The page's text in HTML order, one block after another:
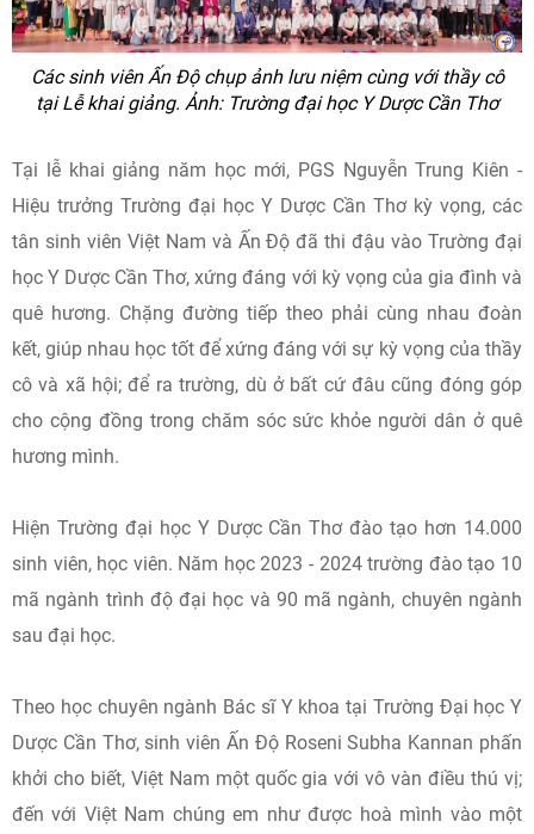
Các sinh viên Ấn Độ chụp ảnh lưu niệm cùng với thầy cô
tại Lễ khai giảng. Ảnh: Trường đại học Y Dược Cần Thơ
Tại lễ khai giảng năm học mới, PGS Nguyễn Trung Kiên -
Hiệu trưởng Trường đại học Y Dược Cần Thơ kỳ vọng, các
tân sinh viên Việt Nam và Ấn Độ đã thi đậu vào Trường đại
học Y Dược Cần Thơ, xứng đáng với kỳ vọng của gia đình và
quê hương. Chặng đường tiếp theo phải cùng nhau đoàn
kết, giúp nhau học tốt để xứng đáng với sự kỳ vọng của thầy
cô và xã hội; để ra trường, dù ở bất cứ đâu cũng đóng góp
cho cộng đồng trong chăm sóc sức khỏe người dân ở quê
hương mình.
Hiện Trường đại học Y Dược Cần Thơ đào tạo hơn 14.000
sinh viên, học viên. Năm học 2023 - 2024 trường đào tạo 10
mã ngành trình độ đại học và 90 mã ngành, chuyên ngành
sau đại học.
Theo học chuyên ngành Bác sĩ Y khoa tại Trường Đại học Y
Dược Cần Thơ, sinh viên Ấn Độ Roseni Subha Kannan phấn
khởi cho biết, Việt Nam một quốc gia với vô vàn điều thú vị;
đến với Việt Nam chúng em như được hoà mình vào một